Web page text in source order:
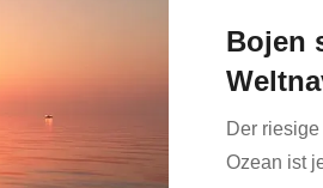
Bojen
Der
Ozean ist